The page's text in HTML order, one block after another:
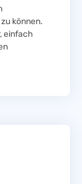
können.
einfach